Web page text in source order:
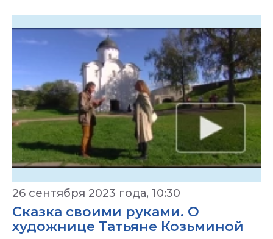
26 сентября 2023 года, 10:30
Сказка своими руками. О
художнице Татьяне Козьминой